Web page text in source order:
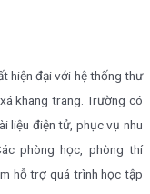
hiện đại với hệ thống thư
khang trang. Trường có
liệu điện tử, phục vụ nhu
phòng học, phòng thí
hỗ trợ quá trình học tập